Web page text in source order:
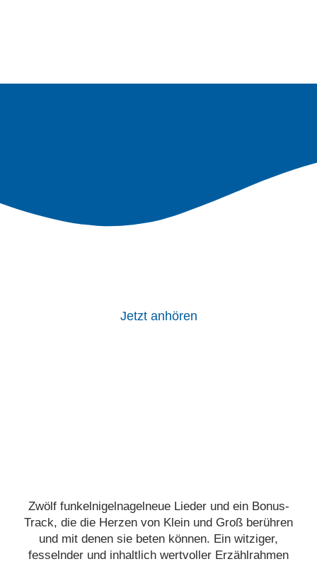
Jetzt anhören
Zwölf funkelnigelnagelneue Lieder und ein Bonus-
Track, die die Herzen von Klein und Groß berühren
und mit denen sie beten können. Ein witziger,
fesselnder und inhaltlich wertvoller Erzählrahmen